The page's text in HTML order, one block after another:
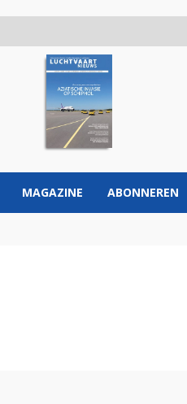
MAGAZINE ABONNEREN